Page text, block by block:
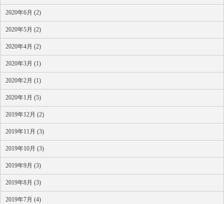
2020年6月 (2)
2020年5月 (2)
2020年4月 (2)
2020年3月 (1)
2020年2月 (1)
2020年1月 (5)
2019年12月 (2)
2019年11月 (3)
2019年10月 (3)
2019年9月 (3)
2019年8月 (3)
2019年7月 (4)